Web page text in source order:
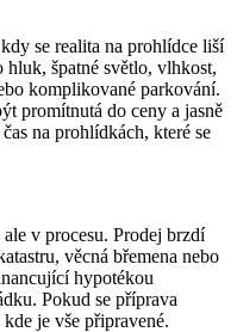
se realita na prohlídce liší
špatné světlo, vlhkost,
komplikované parkování.
promítnutá do ceny a jasně
na prohlídkách, které se
v procesu. Prodej brzdí
věcná břemena nebo
hypotékou
Pokud se příprava
je vše připravené.